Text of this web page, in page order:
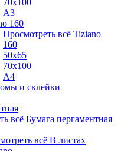
70х100
А3
160
Просмотреть всё Tiziano
160
50х65
70х100
А4
и склейки
всё Бумага пергаментная
всё В листах